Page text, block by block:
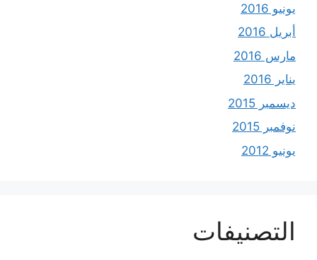
يونيو 2016
أبريل 2016
مارس 2016
يناير 2016
ديسمبر 2015
نوفمبر 2015
يونيو 2012
التصنيفات